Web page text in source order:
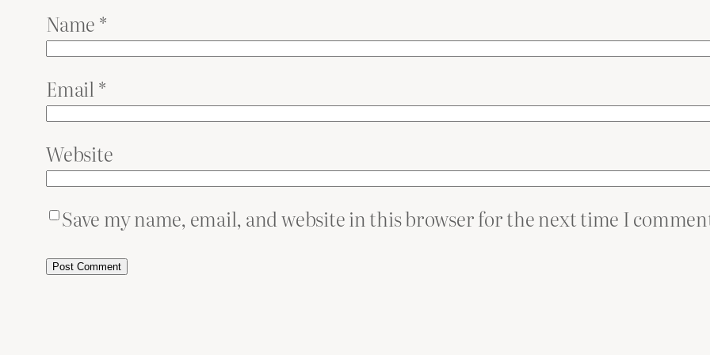
Name *
Email *
Website
Save my name, email, and website in this browser for the next time I